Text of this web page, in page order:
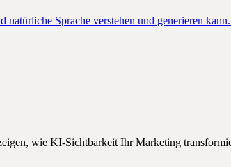
natürliche Sprache verstehen und generieren
wie KI-Sichtbarkeit Ihr Marketing